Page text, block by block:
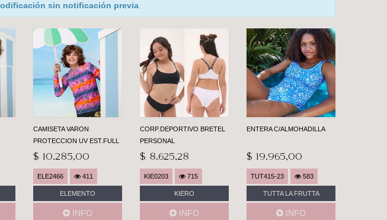
sin notificación previa.
CAMISETA VARON
PROTECCION UV EST.FULL
$ 10.285,00
ELE2466 411
ELEMENTO
INFO
CORP.DEPORTIVO BRETEL
PERSONAL
$ 8.625,28
KIE0203 715
KIERO
INFO
ENTERA C/ALMOHADILLA
$ 19.965,00
TUT415-23 583
TUTTA LA FRUTTA
INFO